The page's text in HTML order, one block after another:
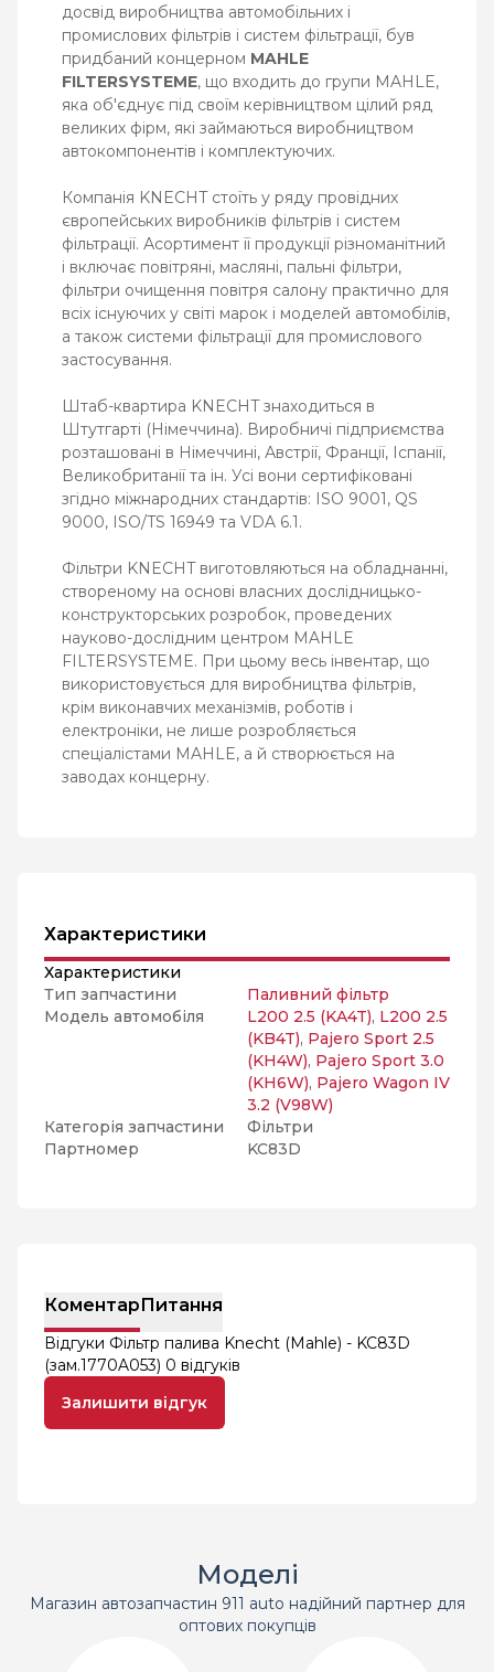
досвід виробництва автомобільних і
промислових фільтрів і систем фільтрації, був
придбаний концерном MAHLE
FILTERSYSTEME, що входить до групи MAHLE,
яка об'єднує під своїм керівництвом цілий ряд
великих фірм, які займаються виробництвом
автокомпонентів і комплектуючих.
Компанія KNECHT стоїть у ряду провідних
європейських виробників фільтрів і систем
фільтрації. Асортимент її продукції різноманітний
і включає повітряні, масляні, пальні фільтри,
фільтри очищення повітря салону практично для
всіх існуючих у світі марок і моделей автомобілів,
а також системи фільтрації для промислового
застосування.
Штаб-квартира KNECHT знаходиться в
Штутгарті (Німеччина). Виробничі підприємства
розташовані в Німеччині, Австрії, Франції, Іспанії,
Великобританії та ін. Усі вони сертифіковані
згідно міжнародних стандартів: ISO 9001, QS
9000, ISO/TS 16949 та VDA 6.1.
Фільтри KNECHT виготовляються на обладнанні,
створеному на основі власних дослідницько-
конструкторських розробок, проведених
науково-дослідним центром MAHLE
FILTERSYSTEME. При цьому весь інвентар, що
використовується для виробництва фільтрів,
крім виконавчих механізмів, роботів і
електроніки, не лише розробляється
спеціалістами MAHLE, а й створюється на
заводах концерну.
Характеристики
Характеристики
Тип запчастини
Паливний фільтр
Модель автомобіля
L200 2.5 (KA4T), L200 2.5
(KB4T), Pajero Sport 2.5
(KH4W), Pajero Sport 3.0
(KH6W), Pajero Wagon IV
3.2 (V98W)
Категорія запчастини
Фільтри
Партномер
KC83D
КоментарПитання
Відгуки Фільтр палива Knecht (Mahle) - KC83D
(зам.1770A053) 0 відгуків
Залишити відгук
Моделі
Магазин автозапчастин 911 auto надійний партнер для
оптових покупців